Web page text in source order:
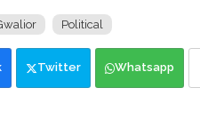
Political
Twitter Whatsapp